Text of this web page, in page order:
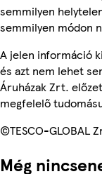
semmilyen
semmilyen módon
A jelen információ
és azt nem lehet
Áruházak Zrt.
megfelelő
©TESCO-GLOBAL
Még